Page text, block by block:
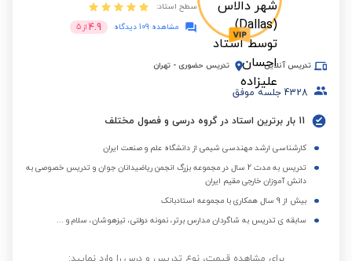
سطح استاد:
مشاهده 109 دیدگاه
4.9 از 5
تدریس آنلاین تدریس حضوری - تهران
4328 جلسه موفق
11 بار برترین استاد در گروه درسی و فصول مختلف
کارشناسی ارشد مهندسی شیمی از دانشگاه علم و صنعت ایران
تدریس به مدت 2 سال در مجموعه بزرگ انجمن ریاضیدانان جوان و تدریس خصوصی به
دانش آموزان خارجی مقیم ایران
بیش از 9 سال همکاری با مجموعه استادبانک
سابقه ی تدریس به شاگردان مدارس برتر، نمونه دولتی، تیزهوشان، سلام و ...